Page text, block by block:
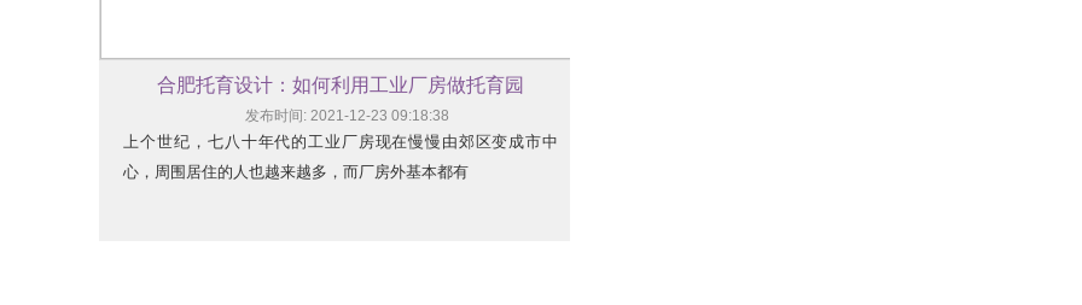
合肥托育设计：如何利用工业厂房做托育园
发布时间: 2021-12-23 09:18:38
上个世纪，七八十年代的工业厂房现在慢慢由郊区变成市中
心，周围居住的人也越来越多，而厂房外基本都有